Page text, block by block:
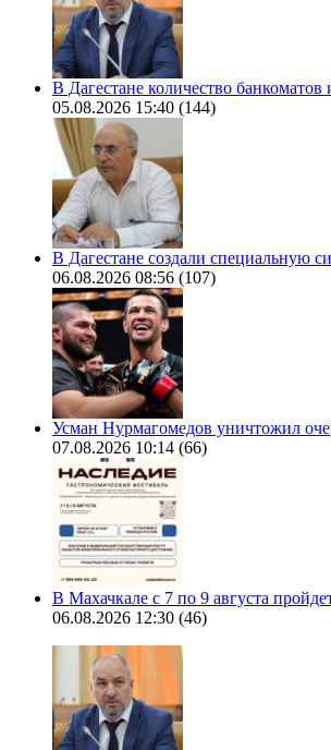
В Дагестане количество
05.08.2026 15:40 (144)
В Дагестане создали специальную
06.08.2026 08:56 (107)
Усман Нурмагомедов уничтожил
07.08.2026 10:14 (66)
В Махачкале с 7 по 9 августа
06.08.2026 12:30 (46)